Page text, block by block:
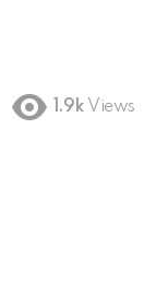
1.9k Views